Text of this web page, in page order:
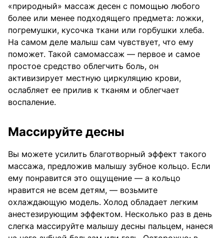
«природный» массаж десен с помощью любого
более или менее подходящего предмета: ложки,
погремушки, кусочка ткани или горбушки хлеба.
На самом деле малыш сам чувствует, что ему
поможет. Такой самомассаж — первое и самое
простое средство облегчить боль, он
активизирует местную циркуляцию крови,
ослабляет ее прилив к тканям и облегчает
воспаление.
Массируйте десны
Вы можете усилить благотворный эффект такого
массажа, предложив малышу зубное кольцо. Если
ему понравится это ощущение — а кольцо
нравится не всем детям, — возьмите
охлаждающую модель. Холод обладает легким
анестезирующим эффектом. Несколько раз в день
слегка массируйте малышу десны пальцем, нанеся